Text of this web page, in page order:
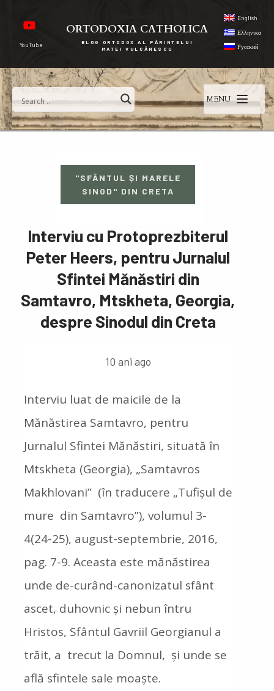
YouTube
ORTODOXIA CATHOLICA
BLOG ORTODOX AL PĂRINTELUI
MATEI VULCĂNESCU
English
Ελληνικα
Русский
MENU
"SFÂNTUL ȘI MARELE
SINOD" DIN CRETA
Interviu cu Protoprezbiterul
Peter Heers, pentru Jurnalul
Sfintei Mănăstiri din
Samtavro, Mtskheta, Georgia,
despre Sinodul din Creta
10 ani ago
Interviu luat de maicile de la
Mănăstirea Samtavro, pentru
Jurnalul Sfintei Mănăstiri, situată în
Mtskheta (Georgia), „Samtavros
Makhlovani” (în traducere „Tufișul de
mure din Samtavro”), volumul 3-
4(24-25), august-septembrie, 2016,
pag. 7-9. Aceasta este mănăstirea
unde de-curând-canonizatul sfânt
ascet, duhovnic și nebun întru
Hristos, Sfântul Gavriil Georgianul a
trăit, a trecut la Domnul, și unde se
află sfintele sale moaște.